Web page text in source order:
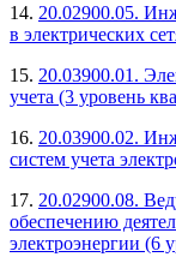
14. 20.02900.05.
в электрических
15. 20.03900.01.
учета (3 уровень
16. 20.03900.02.
систем учета
17. 20.02900.08.
обеспечению
электроэнергии (6